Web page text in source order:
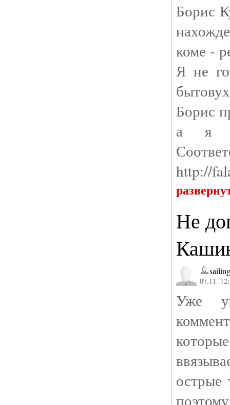
Борис
коме -
Я не
Борис
а я
http://
Не
07.11.
Уже
острые